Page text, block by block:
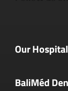
Our
BaliMéd